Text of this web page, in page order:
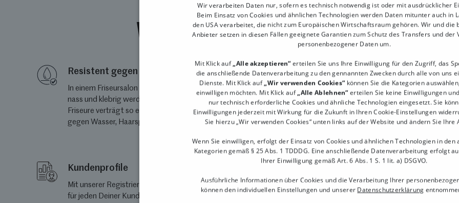
Weshalb Du unserKassensystem
Resistent gegen Haarspray
In einem Friseursalon kann es schon einmal
nass und klebrig werden. Unsere Kasse für
Friseure verträgt so einiges und ist beständig
gegen Wasser, Haarspray und Co.
Praktische Bedienung
Unsere Friseur Kassensysteme sind so einfach
konzipiert, dass alle Deine Mitarbeiter intuitiv
damit arbeiten können, vor allem auch
Kollegen ohne technisches Knowhow.
Kundenprofile
Mit unserer Registrierkasse Friseur kannst Du
für jeden Deiner Kunden ein individuelles Profil
Unser Kassensystem Friseure ermöglicht es Dir
im Salon zu stehen, wenn Du nicht vor Ort bist.
Wir verarbeiten Daten nur, sofern es technisch notwendig ist oder mit ausdrücklicher
Beim Einsatz von Cookies und ähnlichen Technologien werden Daten mitunter auch in
den USA verarbeitet, die nicht zum Europäischen Wirtschaftsraum gehören. Wir und die
Anbieter setzen in diesen Fällen geeignete Garantien zum Schutz des Transfers und der
personenbezogener Daten um.
Mit Klick auf„Alle akzeptieren“ erteilen Sie uns Ihre Einwilligung für den Zugriff, das
die anschließende Datenverarbeitung zu den gennannten Zwecken durch alle von uns
Dienste. Mit Klick auf„Wir verwenden Cookies“ können Sie die Kategorien
einwilligen möchten. Mit Klick auf„Alle Ablehnen“ erteilen Sie keine Einwilligungen
nur technisch erforderliche Cookies und ähnliche Technologien eingesetzt. Sie
Einwilligungen jederzeit mit Wirkung für die Zukunft in Ihren Cookie-Einstellungen
Sie hierzu „Wir verwenden Cookies“ unten links auf der Website und ändern Sie Ihre
Wenn Sie einwilligen, erfolgt der Einsatz von Cookies und ähnlichen Technologien in
Kategorien gemäß § 25 Abs. 1 TDDDG. Eine anschließende Datenverarbeitung erfolgt
Ihrer Einwilligung gemäß Art. 6 Abs. 1 S. 1 lit. a) DSGVO.
Ausführliche Informationen über Cookies und die Verarbeitung Ihrer
können den individuellen Einstellungen und unserer Datenschutzerklärung